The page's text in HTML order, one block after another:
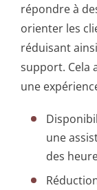
répondre à
orienter les
réduisant
support. Cela
une
une
des